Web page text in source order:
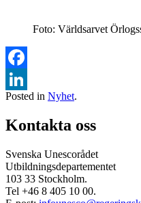
Foto: Världsarvet
Facebook
LinkedIn
Posted in Nyhet.
Kontakta oss
Svenska Unescorådet
Utbildningsdepartementet
103 33 Stockholm.
Tel +46 8 405 10 00.